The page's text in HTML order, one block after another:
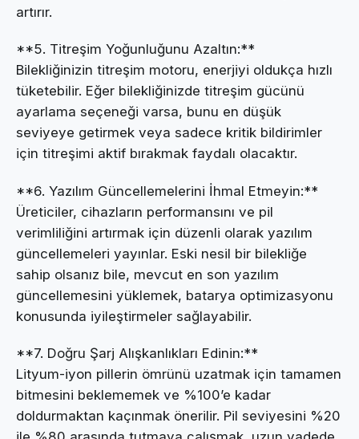
artırır.
**5. Titreşim Yoğunluğunu Azaltın:**
Bilekliğinizin titreşim motoru, enerjiyi oldukça hızlı
tüketebilir. Eğer bilekliğinizde titreşim gücünü
ayarlama seçeneği varsa, bunu en düşük
seviyeye getirmek veya sadece kritik bildirimler
için titreşimi aktif bırakmak faydalı olacaktır.
**6. Yazılım Güncellemelerini İhmal Etmeyin:**
Üreticiler, cihazların performansını ve pil
verimliliğini artırmak için düzenli olarak yazılım
güncellemeleri yayınlar. Eski nesil bir bilekliğe
sahip olsanız bile, mevcut en son yazılım
güncellemesini yüklemek, batarya optimizasyonu
konusunda iyileştirmeler sağlayabilir.
**7. Doğru Şarj Alışkanlıkları Edinin:**
Lityum-iyon pillerin ömrünü uzatmak için tamamen
bitmesini beklememek ve %100’e kadar
doldurmaktan kaçınmak önerilir. Pil seviyesini %20